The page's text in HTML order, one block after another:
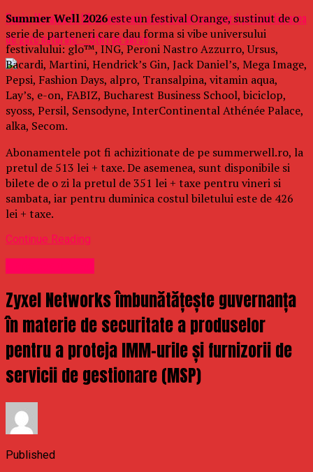
Rusia, Ucraina Åi UE au convenit asupra unui nou acord privind livrarea
de gaze naturale – Stiri pe surse
Summer Well 2026este un festival Orange, sustinut de o
serie de parteneri care dau forma si vibe universului
festivalului: glo™, ING, Peroni Nastro Azzurro, Ursus,
Bacardi, Martini, Hendrick’s Gin, Jack Daniel’s, Mega Image,
Pepsi, Fashion Days, alpro, Transalpina, vitamin aqua,
Lay’s, e-on, FABIZ, Bucharest Business School, biciclop,
syoss, Persil, Sensodyne, InterContinental Athénée Palace,
alka, Secom.
Abonamentele pot fi achizitionate de pe summerwell.ro, la
pretul de 513 lei + taxe. De asemenea, sunt disponibile si
bilete de o zi la pretul de 351 lei + taxe pentru vineri si
sambata, iar pentru duminica costul biletului este de 426
lei + taxe.
Continue Reading
Zyxel Networks îmbunătățește guvernanța
în materie de securitate a produselor
pentru a proteja IMM-urile și furnizorii de
servicii de gestionare (MSP)
Published